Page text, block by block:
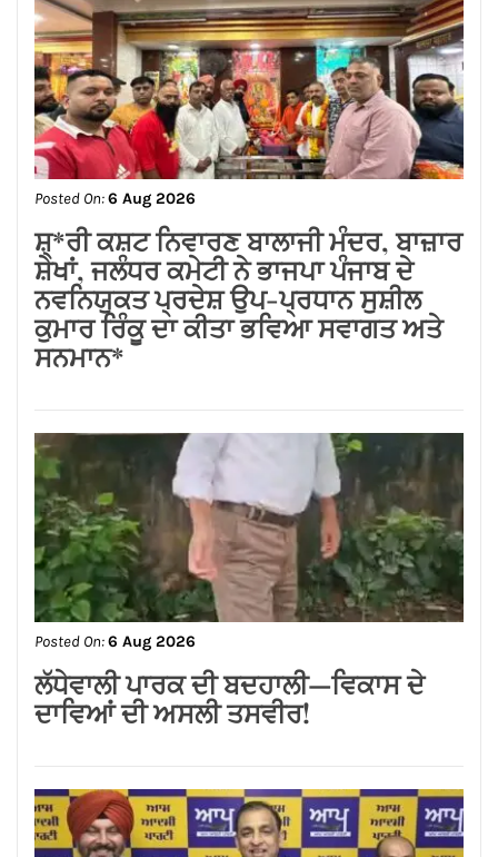
Posted On:6 Aug 2026
ਸਪੀਕਰ ਇਹ ਯਕੀਨੀ ਬਣਾਉਣ ਕਿ ਇਕਪੱਖੀ
ਰਾਜਨੀਤੀ ਤੱਥਾਂ ਅਤੇ ਨਿਰਪੱਖਤਾ ‘ਤੇ ਹਾਵੀ ਨਾ
ਹੋਵੇ: ਅਸ਼ਵਨੀ ਸ਼ਰਮਾ*
Posted On:6 Aug 2026
ਬਿਜਲੀ ਬਿੱਲ ਮੁਆਫ਼ ਕਰਕੇ ਪੰਜਾਬ ਸਰਕਾਰ ਨੇ
ਗਊਸ਼ਲਾਵਾਂ ਨੂੰ ਵੱਡੀ ਰਾਹਤ ਦਿੱਤੀ : ਕੀਮਤੀ
ਭਗਤ